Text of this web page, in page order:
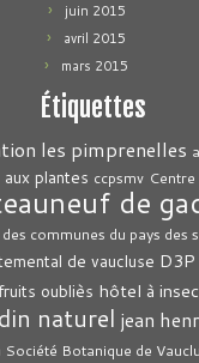
juin 2015
avril 2015
mars 2015
Étiquettes
les pimprenelles
plantes ccpsmv
de
communes du pays des
de vaucluse D3P
fruits oubliès hôtel à
naturel jean
Société Botanique de